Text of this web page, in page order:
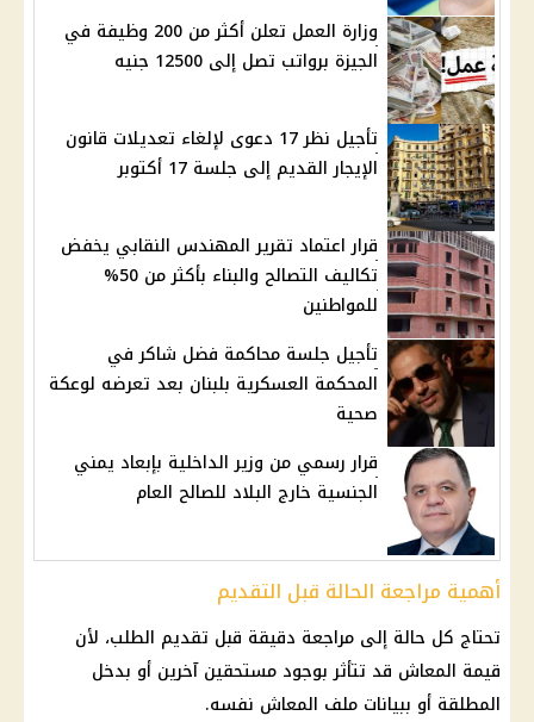
وزارة العمل تعلن أكثر من 200 وظيفة في
الجيزة برواتب تصل إلى 12500 جنيه
تأجيل نظر 17 دعوى لإلغاء تعديلات قانون
الإيجار القديم إلى جلسة 17 أكتوبر
قرار اعتماد تقرير المهندس النقابي يخفض
تكاليف التصالح والبناء بأكثر من 50%
للمواطنين
تأجيل جلسة محاكمة فضل شاكر في
المحكمة العسكرية بلبنان بعد تعرضه لوعكة
صحية
قرار رسمي من وزير الداخلية بإبعاد يمني
الجنسية خارج البلاد للصالح العام
أهمية مراجعة الحالة قبل التقديم
تحتاج كل حالة إلى مراجعة دقيقة قبل تقديم الطلب، لأن
قيمة المعاش قد تتأثر بوجود مستحقين آخرين أو بدخل
المطلقة أو ببيانات ملف المعاش نفسه.